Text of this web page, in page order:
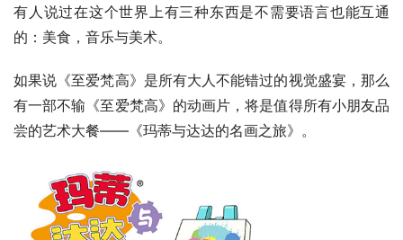
有人说过在这个世界上有三种东西是不需要语言也能互通
的：美食，音乐与美术。
如果说《至爱梵高》是所有大人不能错过的视觉盛宴，那么
有一部不输《至爱梵高》的动画片，将是值得所有小朋友品
尝的艺术大餐——《玛蒂与达达的名画之旅》。